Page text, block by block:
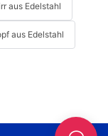
aus Edelstahl
aus Edelstahl